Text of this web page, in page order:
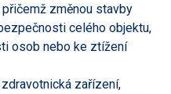
změnou stavby
celého objektu,
osob nebo ke ztížení
zařízení,